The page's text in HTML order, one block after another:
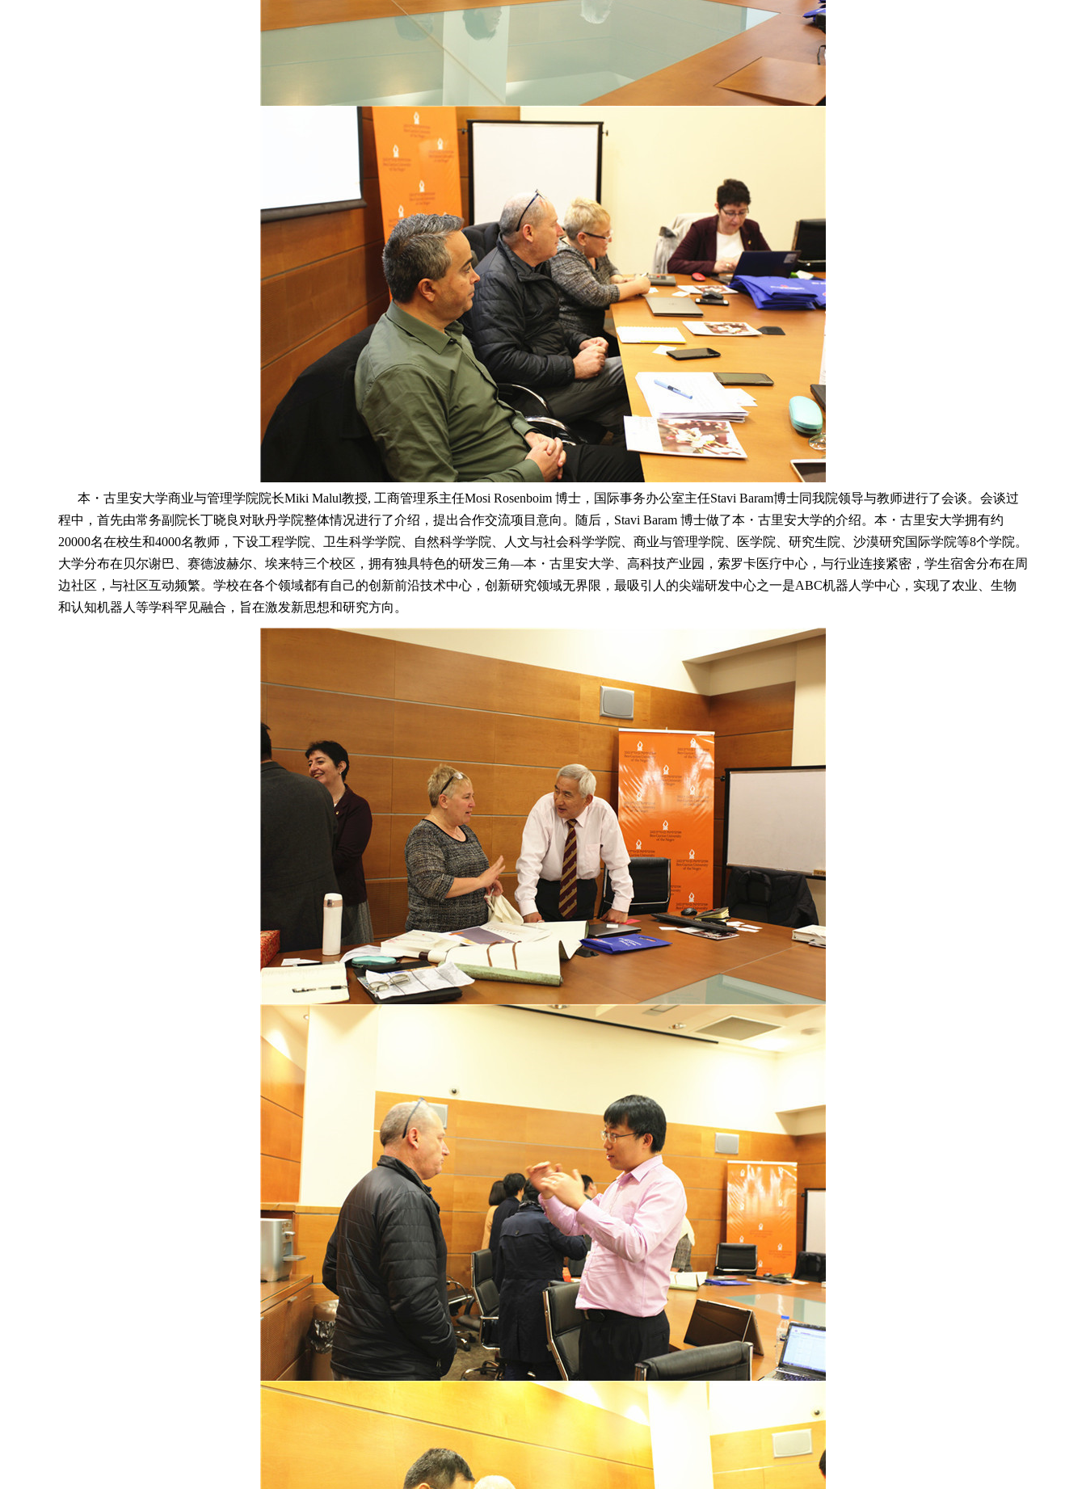
本・古里安大学商业与管理学院院长Miki Malul教授, 工商管理系主任Mosi Rosenboim 博士，国际事务办公室主任Stavi Baram博士同我院领导与教师进行了会谈。会谈过
程中，首先由常务副院长丁晓良对耿丹学院整体情况进行了介绍，提出合作交流项目意向。随后，Stavi Baram 博士做了本・古里安大学的介绍。本・古里安大学拥有约
20000名在校生和4000名教师，下设工程学院、卫生科学学院、自然科学学院、人文与社会科学学院、商业与管理学院、医学院、研究生院、沙漠研究国际学院等8个学院。
大学分布在贝尔谢巴、赛德波赫尔、埃来特三个校区，拥有独具特色的研发三角―本・古里安大学、高科技产业园，索罗卡医疗中心，与行业连接紧密，学生宿舍分布在周
边社区，与社区互动频繁。学校在各个领域都有自己的创新前沿技术中心，创新研究领域无界限，最吸引人的尖端研发中心之一是ABC机器人学中心，实现了农业、生物
和认知机器人等学科罕见融合，旨在激发新思想和研究方向。